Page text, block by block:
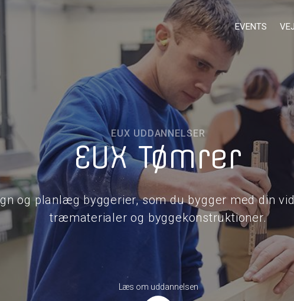
EVENTS
EUX UDDANNELSER
EUX Tømrer
og planlæg byggerier, som du bygger med din
træmaterialer og byggekonstruktioner.
Læs om uddannelsen